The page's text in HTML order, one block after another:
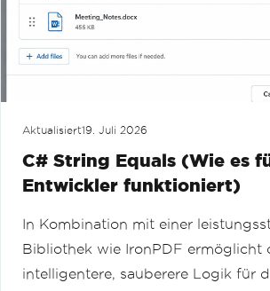
Aktualisiert19. Juli 2026
C# String Equals (Wie es
Entwickler funktioniert)
In Kombination mit einer
Bibliothek wie IronPDF ermöglicht
intelligentere, sauberere Logik für